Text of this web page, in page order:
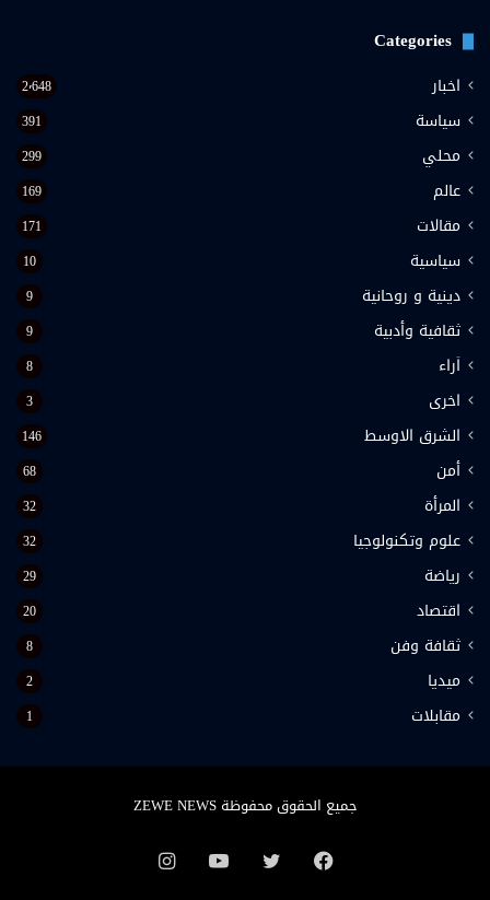
Categories
اخبار 2٬648
سياسة 391
محلي 299
عالم 169
مقالات 171
سياسية 10
دينية و روحانية 9
ثقافية وأدبية 9
اَراء 8
اخرى 3
الشرق الاوسط 146
أمن 68
المرأة 32
علوم وتكنولوجيا 32
رياضة 29
اقتصاد 20
ثقافة وفن 8
ميديا 2
مقابلات 1
جميع الحقوق محفوظة ZEWE NEWS
فيسبوكتويتر يوتيوبانستقرام